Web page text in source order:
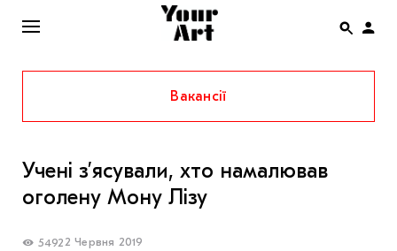
ENG
НОВИНИ
АФІША
ІНТЕРВ’Ю
Вакансії
Учені з’ясували, хто намалював
оголену Мону Лізу
5492 2 Червня 2019